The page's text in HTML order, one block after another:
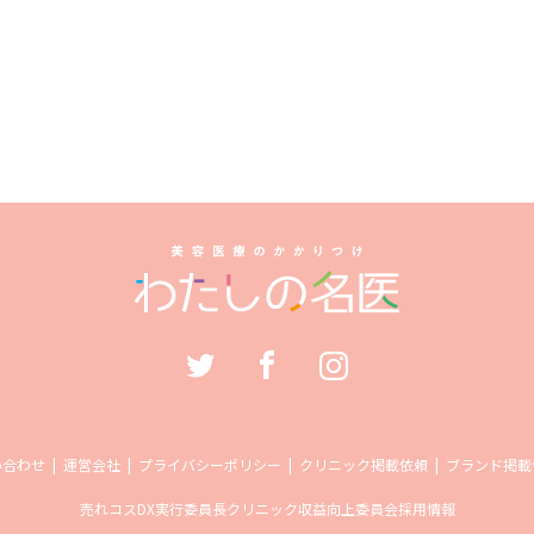
わせ 運営会社 プライバシーポリシー クリニック掲載依頼 ブランド掲
売れコスDX実行委員長クリニック収益向上委員会採用情報